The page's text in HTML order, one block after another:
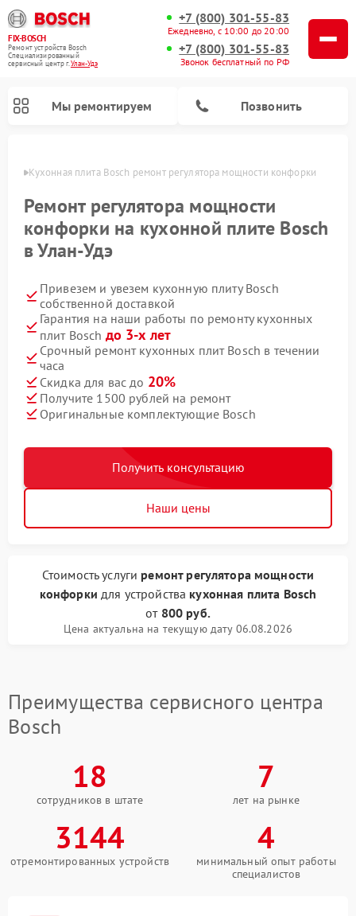
FIX-BOSCH
Ремонт устройств Bosch
Специализированный
cервисный центр г.Улан-Удэ
+7 (800) 301-55-83
Ежедневно, с 10:00 до 20:00
+7 (800) 301-55-83
Звонок бесплатный по РФ
Мы ремонтируем Позвонить
Кухонная плита Bosch ремонт регулятора мощности конфорки
Ремонт регулятора мощности
конфорки на кухонной плите Bosch
в Улан-Удэ
Привезем и увезем кухонную плиту Bosch
собственной доставкой
Гарантия на наши работы по ремонту кухонных
плит Bosch до 3-х лет
Срочный ремонт кухонных плит Bosch в течении
часа
Скидка для вас до 20%
Получите 1500 рублей на ремонт
Оригинальные комплектующие Bosch
Получить консультацию
Наши цены
Стоимость услуги ремонт регулятора мощности
конфорки для устройства кухонная плита Bosch
от 800 руб.
Цена актуальна на текущую дату 06.08.2026
Преимущества сервисного центра
Bosch
18
сотрудников в штате
7
лет на рынке
3144
отремонтированных устройств
4
минимальный опыт работы
специалистов